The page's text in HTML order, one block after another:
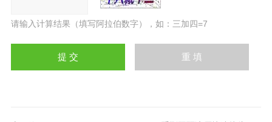
请输入计算结果（填写阿拉伯数字），如：三加四=7